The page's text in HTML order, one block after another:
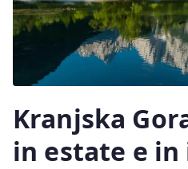
Kranjska
in estate e